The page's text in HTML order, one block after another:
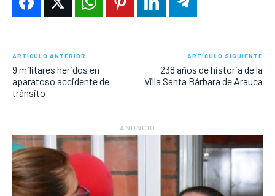
ARTÍCULO ANTERIOR
9 militares heridos en
aparatoso accidente de
tránsito
ARTÍCULO SIGUIENTE
238 años de historia de la
Villa Santa Bárbara de Arauca
― ANUNCIO ―